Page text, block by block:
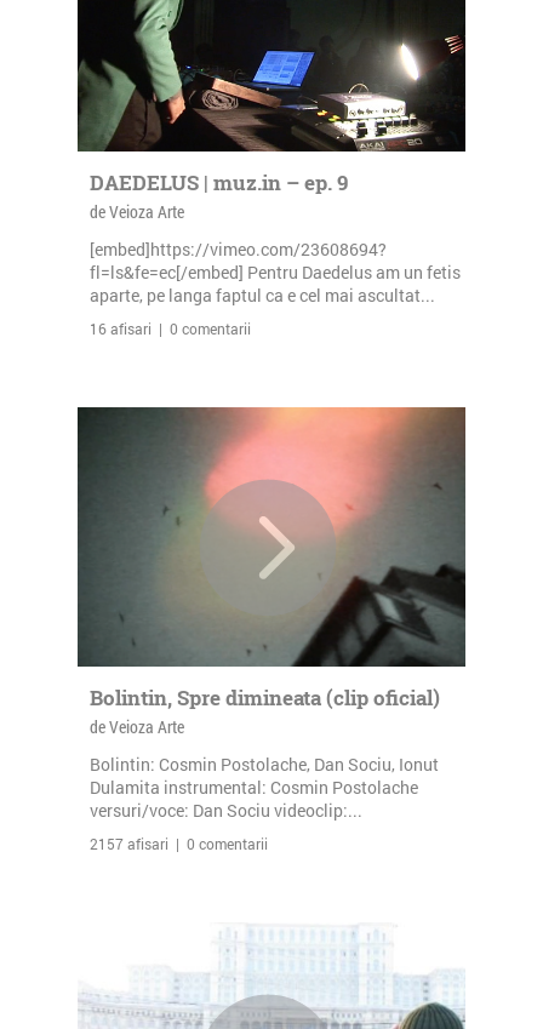
DAEDELUS | muz.in – ep. 9
de Veioza Arte
[embed]https://vimeo.com/23608694?
fl=ls&fe=ec[/embed] Pentru Daedelus am un fetis
aparte, pe langa faptul ca e cel mai ascultat...
16 afisari | 0 comentarii
Bolintin, Spre dimineata (clip oficial)
de Veioza Arte
Bolintin: Cosmin Postolache, Dan Sociu, Ionut
Dulamita instrumental: Cosmin Postolache
versuri/voce: Dan Sociu videoclip:...
2157 afisari | 0 comentarii